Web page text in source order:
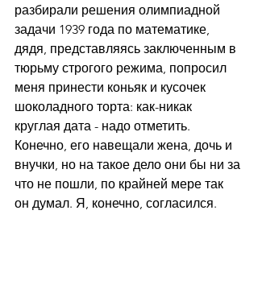
разбирали решения олимпиадной
задачи 1939 года по математике,
дядя, представляясь заключенным в
тюрьму строгого режима, попросил
меня принести коньяк и кусочек
шоколадного торта: как-никак
круглая дата - надо отметить.
Конечно, его навещали жена, дочь и
внучки, но на такое дело они бы ни за
что не пошли, по крайней мере так
он думал. Я, конечно, согласился.